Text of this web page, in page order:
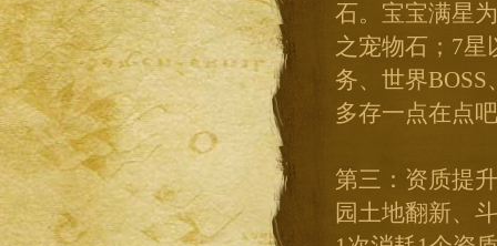
石。宝宝满星
之宠物石；7星
务、世界
多存一点在点
第三：资质提
园土地翻新、